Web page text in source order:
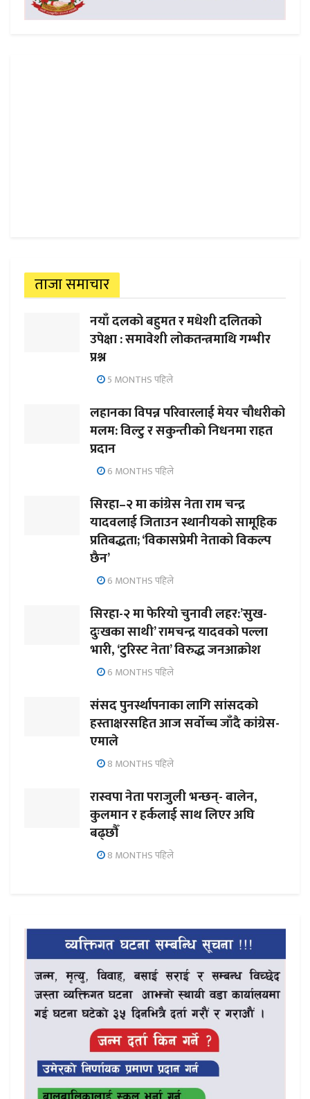
ताजा समाचार
नयाँ दलको बहुमत र मधेशी दलितको
उपेक्षा : समावेशी लोकतन्त्रमाथि गम्भीर
प्रश्न
5 MONTHS पहिले
लहानका विपन्न परिवारलाई मेयर चौधरीको
मलम: विल्टु र सकुन्तीको निधनमा राहत
प्रदान
6 MONTHS पहिले
सिरहा–२ मा कांग्रेस नेता राम चन्द्र
यादवलाई जिताउन स्थानीयको सामूहिक
प्रतिबद्धता; ‘विकासप्रेमी नेताको विकल्प
छैन’
6 MONTHS पहिले
सिरहा-२ मा फेरियो चुनावी लहर:’सुख-
दुःखका साथी’ रामचन्द्र यादवको पल्ला
भारी, ‘टुरिस्ट नेता’ विरुद्ध जनआक्रोश
6 MONTHS पहिले
संसद पुनर्स्थापनाका लागि सांसदको
हस्ताक्षरसहित आज सर्वोच्च जाँदै कांग्रेस-
एमाले
8 MONTHS पहिले
रास्वपा नेता पराजुली भन्छन्- बालेन,
कुलमान र हर्कलाई साथ लिएर अघि
बढ्छौँ
8 MONTHS पहिले